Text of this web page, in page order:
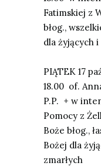
Fatimskiej z
błog.,
dla żyjących
PIĄTEK 17 pa
18.00 of.
P.P. + w
Pomocy z
Boże błog.,
Bożej dla
zmarłych